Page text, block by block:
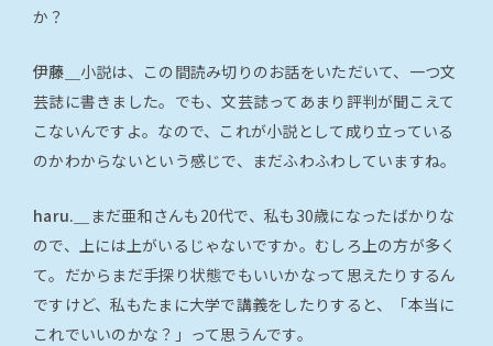
か？
伊藤＿ 小説は、この間読み切りのお話をいただいて、一つ文
芸誌に書きました。でも、文芸誌ってあまり評判が聞こえて
こないんですよ。なので、これが小説として成り立っている
のかわからないという感じで、まだふわふわしていますね。
haru.＿
まだ亜和さんも20代で、私も30歳になったばかりな
ので、上には上がいるじゃないですか。むしろ上の方が多く
て。だからまだ手探り状態でもいいかなって思えたりするん
ですけど、私もたまに大学で講義をしたりすると、「本当に
これでいいのかな？」って思うんです。